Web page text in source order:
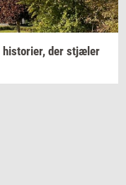
hi­sto­ri­er, der stjæ­ler